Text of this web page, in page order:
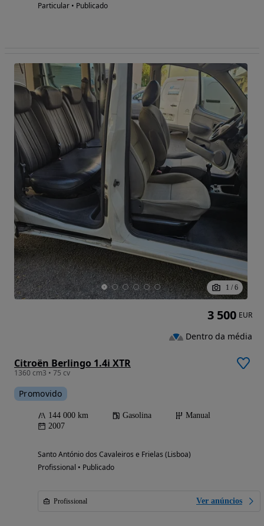
Particular • Publicado
1 / 6
Citroën Berlingo 1.4i XTR
1360 cm3 • 75 cv
Promovido
144 000 km Gasolina
Manual
2007
Santo António dos Cavaleiros e Frielas (Lisboa)
Profissional • Publicado
Profissional Ver anúncios
3 500 EUR
Dentro da média